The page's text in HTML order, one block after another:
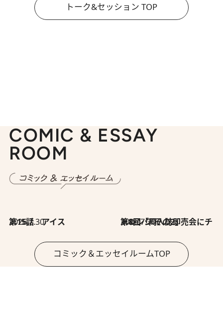
トーク&セッション TOP
COMIC & ESSAY
ROOM
2026.7.30
第15話 アイス 2026.7.30
第8回「同人誌即売会にチャレンジ その2」
コミック＆エッセイルームTOP